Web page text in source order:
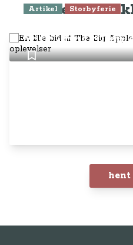
Seneste
Artikel Storbyferie
York - tips til
hent